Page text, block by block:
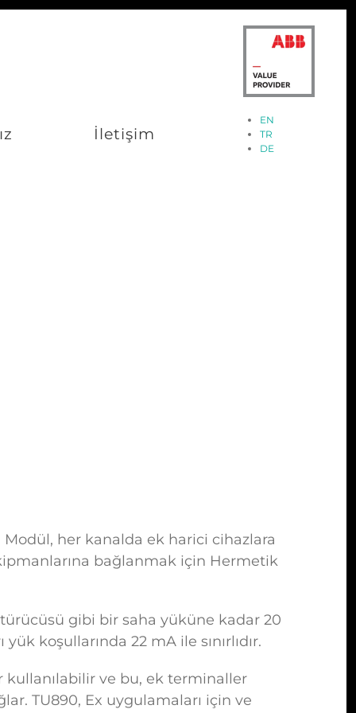
İletişim
EN
TR
DE
Modül, her kanalda ek harici cihazlara
bağlanmak için Hermetik
gibi bir saha yüküne kadar 20
koşullarında 22 mA ile sınırlıdır.
kullanılabilir ve bu, ek terminaller
TU890, Ex uygulamaları için ve